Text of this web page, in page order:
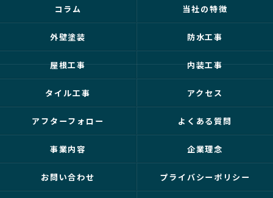
コラム 当社の特徴
外壁塗装 防水工事
屋根工事 内装工事
タイル工事 アクセス
アフターフォロー よくある質問
事業内容 企業理念
お問い合わせ プライバシーポリシー